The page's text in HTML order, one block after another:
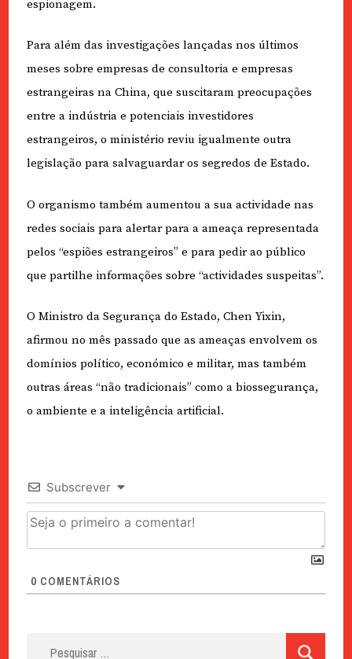
espionagem.
Para além das investigações lançadas nos últimos
meses sobre empresas de consultoria e empresas
estrangeiras na China, que suscitaram preocupações
entre a indústria e potenciais investidores
estrangeiros, o ministério reviu igualmente outra
legislação para salvaguardar os segredos de Estado.
O organismo também aumentou a sua actividade nas
redes sociais para alertar para a ameaça representada
pelos “espiões estrangeiros” e para pedir ao público
que partilhe informações sobre “actividades suspeitas”.
O Ministro da Segurança do Estado, Chen Yixin,
afirmou no mês passado que as ameaças envolvem os
domínios político, económico e militar, mas também
outras áreas “não tradicionais” como a biossegurança,
o ambiente e a inteligência artificial.
Subscrever
0 COMENTÁRIOS